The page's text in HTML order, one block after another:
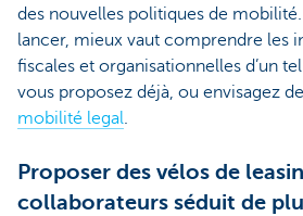
des nouvelles politiques de mobilité.
lancer, mieux vaut comprendre les
fiscales et organisationnelles d’un
vous proposez déjà, ou envisagez
mobilité legal.
Proposer des vélos de
collaborateurs séduit de